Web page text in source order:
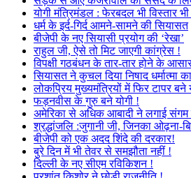
योगी मंत्रिमंडल : फेरबदल भी विस्तार
धर्म के इर्द-गिर्द आमने-सामने की सियासत
बीजेपी के नए सियासी प्रयोग की ‘रेखा’
राहुल जी, ऐसे तो मिट जाएगी कांग्रेस !
विपक्षी गठबंधन के तार-तार होने के
सियासत ने कुचल दिया निषाद धर्मात्मा
लोकप्रिय मुख्यमंत्रियों में फिर टापर बने
फड़नवीस के गुरु बने योगी !
अमेरिका से अधिक आबादी ने लगाई
श्रद्धांजलि :जुगानी जी, जिनका ओढ़ना-
बीजेपी को एक अदद शिंदे की दरकार!
बुरे दिन में भी तेवर से समझौता नहीं !
दिल्ली के नए सीएम रविकिशन !